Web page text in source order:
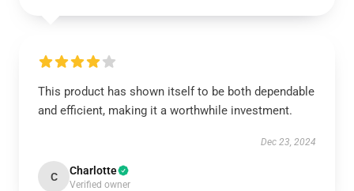
This product has shown itself to be both dependable
and efficient, making it a worthwhile investment.
Dec 23, 2024
C Charlotte
Verified owner